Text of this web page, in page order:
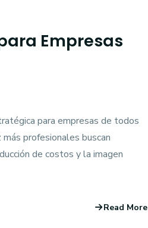
Empresas
para empresas de todos
profesionales buscan
de costos y la imagen
Read More